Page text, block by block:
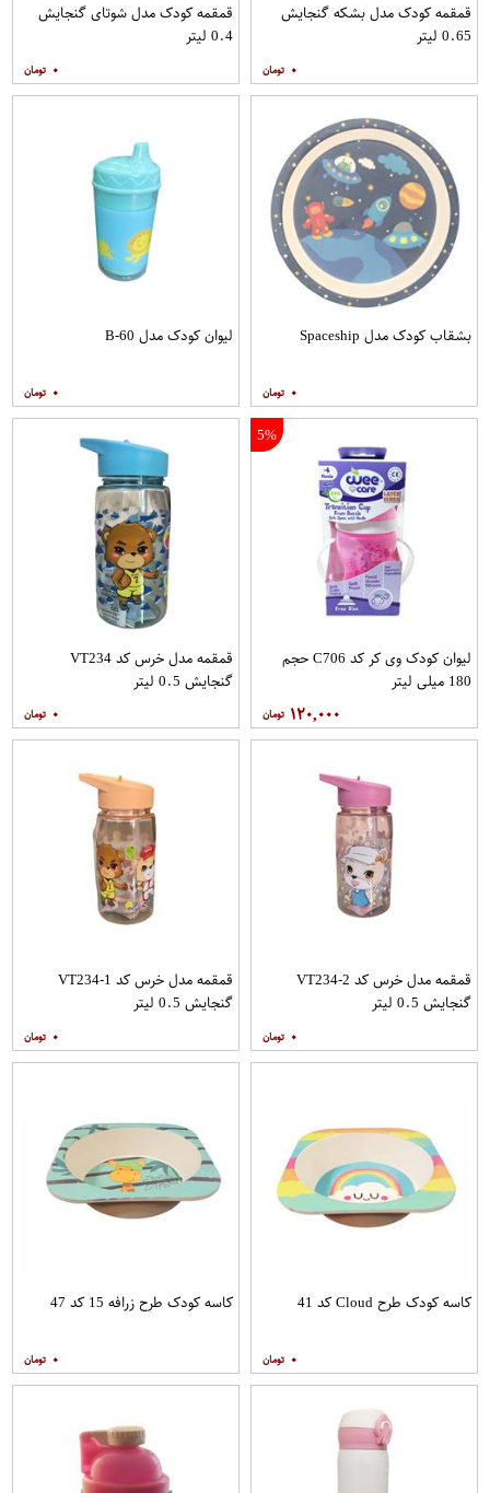
قمقمه کودک مدل بشکه گنجایش
0.65 لیتر
۰
قمقمه کودک مدل شوتای گنجایش
0.4 لیتر
۰
بشقاب کودک مدل Spaceship
۰
لیوان کودک مدل B-60
۰
5%
لیوان کودک وی کر کد C706 حجم
180 میلی لیتر
۱۲۰,۰۰۰
قمقمه مدل خرس کد VT234
گنجایش 0.5 لیتر
۰
قمقمه مدل خرس کد VT234-2
گنجایش 0.5 لیتر
۰
قمقمه مدل خرس کد VT234-1
گنجایش 0.5 لیتر
۰
کاسه کودک طرح Cloud کد 41
۰
کاسه کودک طرح زرافه 15 کد 47
۰